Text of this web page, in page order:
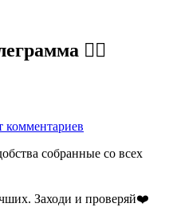
❤️‍🔥
комментариев
собранные со всех
Заходи и проверяй❤️